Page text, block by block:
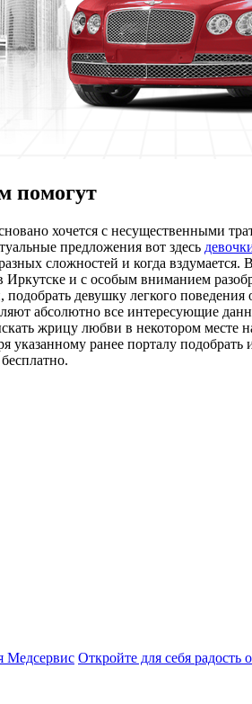
помогут
хочется с несущественными
предложения вот здесь
сложностей и когда вздумается.
и с особым вниманием
девушку легкого
абсолютно все интересующие
жрицу любви в некотором месте
ранее порталу
Медсервис Откройте для себя